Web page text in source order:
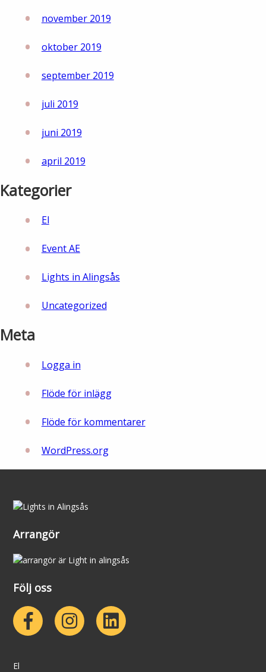
november 2019
oktober 2019
september 2019
juli 2019
juni 2019
april 2019
Kategorier
El
Event AE
Lights in Alingsås
Uncategorized
Meta
Logga in
Flöde för inlägg
Flöde för kommentarer
WordPress.org
Arrangör
Följ oss
El